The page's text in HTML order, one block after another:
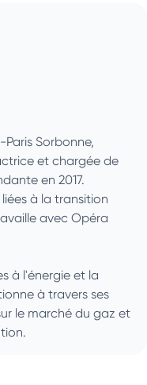
Paris Sorbonne,
et chargée de
en 2017.
à la transition
avec Opéra
à l'énergie et la
à travers ses
le marché du gaz et